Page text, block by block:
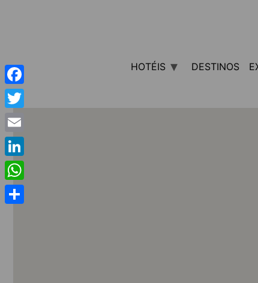
HOTÉIS DESTINOS
Facebook
Twitter
Email
LinkedIn
WhatsApp